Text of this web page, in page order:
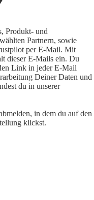
Produkt- und
Partnern, sowie
per E-Mail. Mit
dieser E-Mails ein. Du
Link in jeder E-Mail
Deiner Daten und
du in unserer
in dem du auf den
klickst.